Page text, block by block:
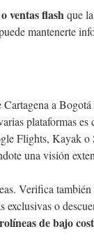
ventas flashque
mantenerte
Cartagena a
plataformas
Flights, Kayak o
una visión
Verifica
exclusivas o
de bajo